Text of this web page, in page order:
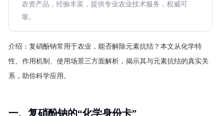
农资产品，经验丰富，提供专业农业技术服务，权威可
靠。
介绍： 复硝酚钠常用于农业，能否解除元素抗结？本文从化学特
性、作用机制、使用场景三方面解析，揭示其与元素抗结的真实关
系，助你科学应用。
一、复硝酚钠的“化学身份卡”